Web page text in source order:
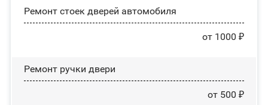
Ремонт стоек дверей автомобиля
от 1000 ₽
Ремонт ручки двери
от 500 ₽